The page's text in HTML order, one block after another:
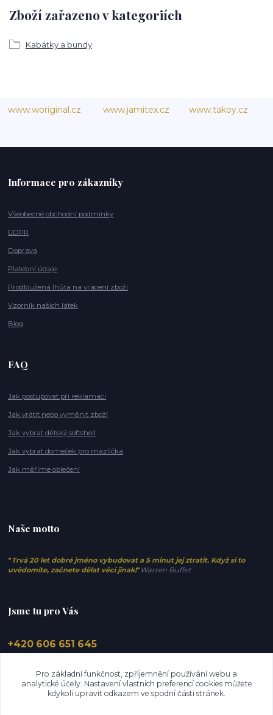
Zboží zařazeno v kategoriích
Kabátky a bundy
www.woriginal.cz www.jamitex.cz www.takoy.cz
Informace pro zákazníky
Všeobecné obchodní podmínky
GDPR
Doprava
Platební údaje
Prodloužená lhůta na vrácení zboží
Vzorník našich látek
Blog
FAQ
Jak postupovat při reklamaci
Jak vrátit nebo vyměnit zboží
Jak vybrat dětský softshell
Jak vybrat domeček pro mazlíčka
Jak měříme oblečení
Naše motto
" Trvá 20 let dobré jméno vybudovat a 5 minut jej ztratit. Když si to
uvědomíte, začnete dělat věci jinak!" Warren Buffet
Jsme tu pro Vás
+420 606 651 645
info@elfino.cz
Pro základní funkčnost, zpříjemnění používání webu a
analytické účely. Nastavení vlastních preferencí cookies můžete
kdykoli upravit odkazem ve spodní části stránek.